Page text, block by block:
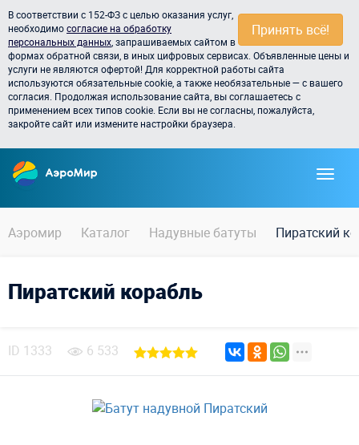
Принять всё!
В соответствии с 152-ФЗ с целью оказания услуг,
необходимосогласие на обработку
персональных данных , запрашиваемых сайтом в
формах обратной связи, в иных цифровых сервисах. Объявленные цены и
услуги не являются офертой! Для корректной работы сайта
используются обязательные cookie, а также необязательные — с вашего
согласия. Продолжая использование сайта, вы соглашаетесь с
применением всех типов cookie. Если вы не согласны, пожалуйста,
закройте сайт или измените настройки браузера.
Аэромир Каталог Надувные батуты Пиратский
Пиратский корабль
ID 1333 6 533